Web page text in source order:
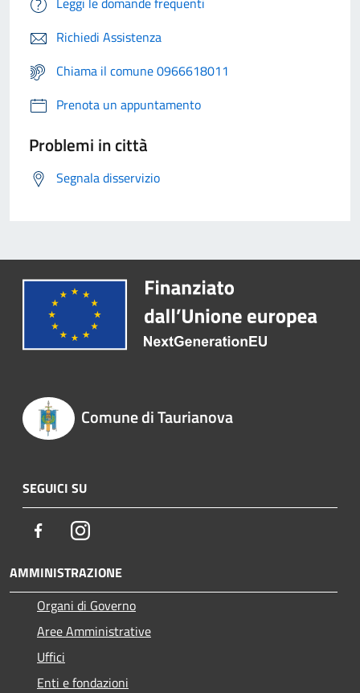
Richiedi Assistenza
Chiama il comune 0966618011
Prenota un appuntamento
Problemi in città
Segnala disservizio
Comune di Taurianova
SEGUICI SU
FacebookInstagram
AMMINISTRAZIONE
Organi di Governo
Aree Amministrative
Uffici
Enti e fondazioni